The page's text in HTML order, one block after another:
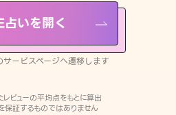
いを開く
ービスページへ遷移します
ビューの平均点をもとに算出
証するものではありません